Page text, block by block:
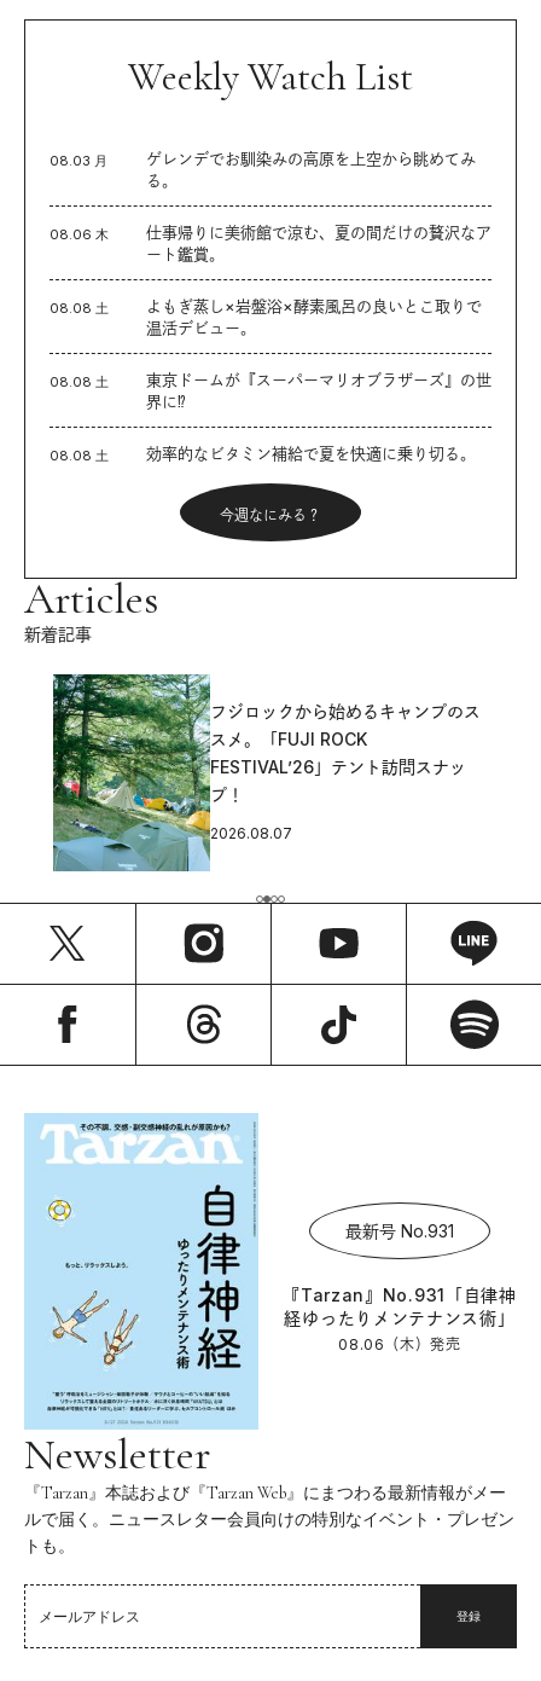
Weekly Watch List
08.03 月
ゲレンデでお馴染みの高原を上空から眺めてみ
る。
08.06 木
仕事帰りに美術館で涼む、夏の間だけの贅沢なア
ート鑑賞。
08.08 土
よもぎ蒸し×岩盤浴×酵素風呂の良いとこ取りで
温活デビュー。
08.08 土
東京ドームが『スーパーマリオブラザーズ』の世
界に⁉︎
08.08 土 効率的なビタミン補給で夏を快適に乗り切る。
今週なにみる？
Articles
新着記事
フジロックから始めるキャンプのス
スメ。「FUJI ROCK
FESTIVAL’26」テント訪問スナッ
プ！
2026.08.07
最新号 No.931
『Tarzan』No.931「自律神
経ゆったりメンテナンス術」
08.06（木）発売
Newsletter
『Tarzan』本誌および『Tarzan Web』にまつわる最新情報がメー
ルで届く。ニュースレター会員向けの特別なイベント・プレゼン
トも。
登録